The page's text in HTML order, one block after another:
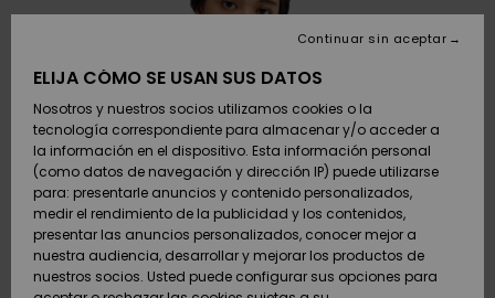
Zapatos y
chanclas
Surf
Snow
Zapatos y
chanclas
Surf
Snow
Destacados
Snow
SURF
Highlights
Comunidad
SNOW
Snow Niños
Tienda
Snow Mujer
Destacados
DOBLE
PROMO
Outlet
Mujer
Envio
Devoluciones
Pago
Tarjeta de
regalo
Quiksilver
Freedom
ELIJA CÓMO SE USAN SUS DATOS
Nosotros y nuestros socios utilizamos cookies o la
tecnología correspondiente para almacenar y/o acceder a
la información en el dispositivo. Esta información personal
(como datos de navegación y dirección IP) puede utilizarse
para: presentarle anuncios y contenido personalizados,
medir el rendimiento de la publicidad y los contenidos,
presentar las anuncios personalizados, conocer mejor a
nuestra audiencia, desarrollar y mejorar los productos de
nuestros socios. Usted puede configurar sus opciones para
Continuar sin aceptar